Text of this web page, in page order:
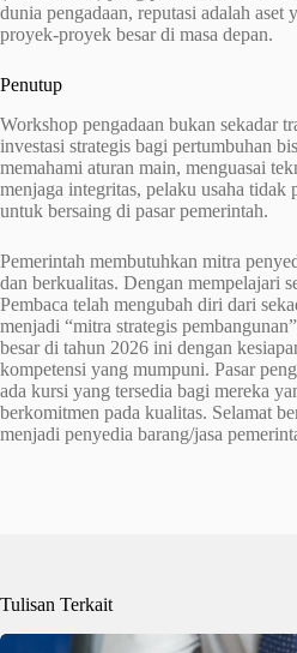
dunia pengadaan, reputasi adalah aset
proyek-proyek besar di masa depan.
Penutup
Workshop pengadaan bukan sekadar
investasi strategis bagi pertumbuhan
memahami aturan main, menguasai
menjaga integritas, pelaku usaha tidak
untuk bersaing di pasar pemerintah.
Pemerintah membutuhkan mitra
dan berkualitas. Dengan mempelajari
Pembaca telah mengubah diri dari
menjadi “mitra strategis
besar di tahun 2026 ini dengan
kompetensi yang mumpuni. Pasar
ada kursi yang tersedia bagi mereka
berkomitmen pada kualitas. Selamat
menjadi penyedia barang/jasa
Tulisan Terkait